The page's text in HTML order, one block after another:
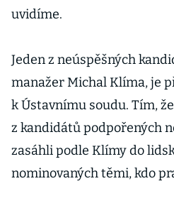
uvidíme.
Jeden z neúspěšných
manažer Michal Klíma, je
k Ústavnímu soudu. Tím,
z kandidátů podpořených
zasáhli podle Klímy do
nominovaných těmi, kdo